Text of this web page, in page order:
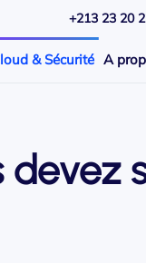
+213 23 20
& Sécurité A
devez